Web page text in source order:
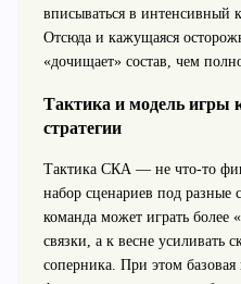
вписываться в интенсивный
Отсюда и кажущаяся
«дочищает» состав, чем
Тактика и модель игры
стратегии
Тактика СКА — не что‑то
набор сценариев под разные
команда может играть более
связки, а к весне усиливать
соперника. При этом базовая